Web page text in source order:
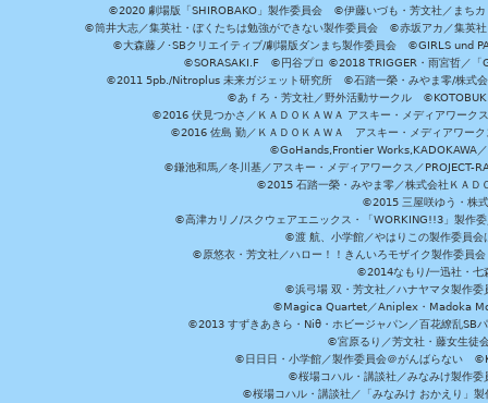
©2020 劇場版「SHIROBAKO」製作委員会 ©伊藤いづも・芳文社／まち
©筒井大志／集英社・ぼくたちは勉強ができない製作委員会 ©赤坂アカ／集英
©大森藤ノ･SBクリエイティブ/劇場版ダンまち製作委員会 ©GIRLS und
©SORASAKI.F ©円谷プロ ©2018 TRIGGER・雨宮哲／
©2011 5pb./Nitroplus 未来ガジェット研究所 ©石踏一榮・みやま零/株式
©あｆろ・芳文社／野外活動サークル
©2016 伏見つかさ／ＫＡＤＯＫＡＷＡ アスキー・メディアワー
©2016 佐島 勤／ＫＡＤＯＫＡＷＡ アスキー・メディアワ
©GoHands,Frontier Works,KADOKAWA
©鎌池和馬／冬川基／アスキー・メディアワークス／
©2015 石踏一榮・みやま零／株式会社ＫＡＤ
©2015 三屋咲ゆう・株
©高津カリノ/スクウェアエニックス・「WORKING!!3」製作
©渡 航、小学館／やはりこの製作委員
©原悠衣・芳文社／ハロー！！きんいろモザイク製作委員
©2014なもり/一迅社・
©浜弓場 双・芳文社／ハナヤマタ製作
©Magica Quartet／Aniplex・Madoka
©2013 すずきあきら・Niθ・ホビージャパン／百花繚乱
©宮原るり／芳文社・藤女生徒
©日日日・小学館／製作委員会＠がんばらない
©桜場コハル・講談社／みなみけ製作
©桜場コハル・講談社／「みなみけ おかえり」